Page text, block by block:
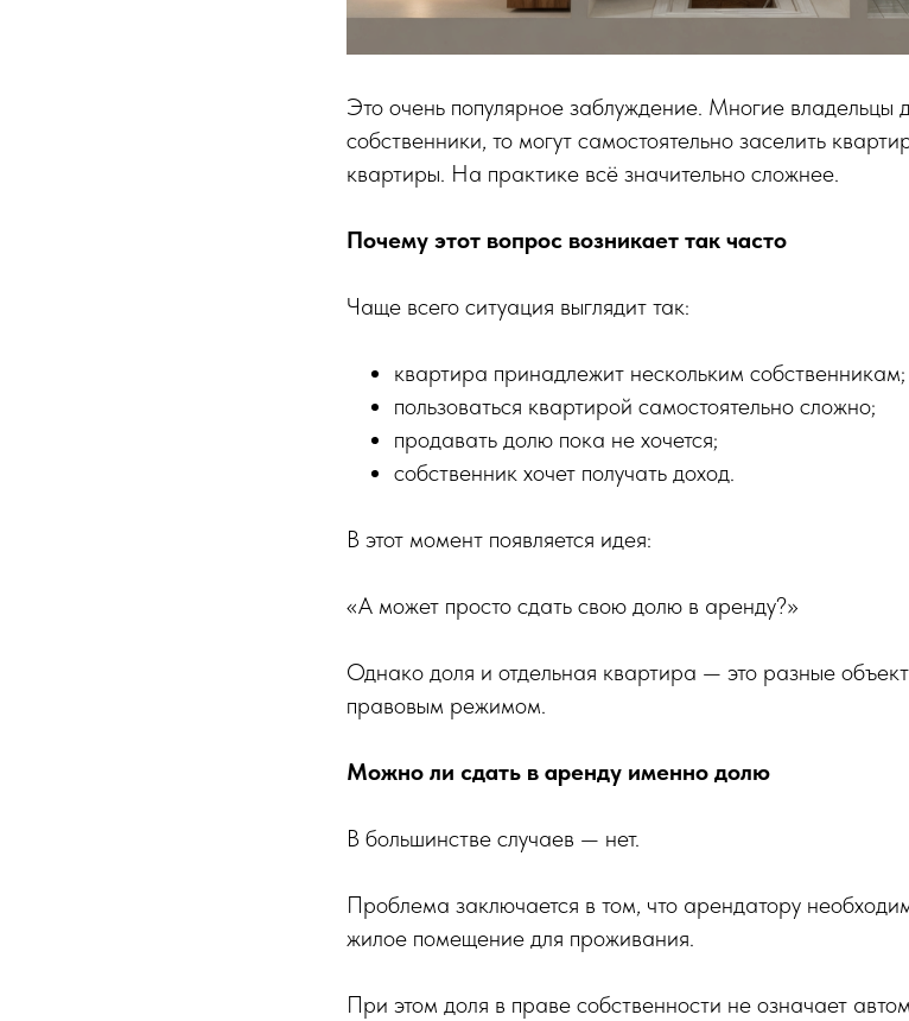
Это очень популярное заблуждение. Многие владельцы
собственники, то могут самостоятельно заселить
квартиры. На практике всё значительно сложнее.
Почему этот вопрос возникает так часто
Чаще всего ситуация выглядит так:
квартира принадлежит нескольким собственникам;
пользоваться квартирой самостоятельно сложно;
продавать долю пока не хочется;
собственник хочет получать доход.
В этот момент появляется идея:
«А может просто сдать свою долю в аренду?»
Однако доля и отдельная квартира — это разные
правовым режимом.
Можно ли сдать в аренду именно долю
В большинстве случаев — нет.
Проблема заключается в том, что арендатору
жилое помещение для проживания.
При этом доля в праве собственности не означает